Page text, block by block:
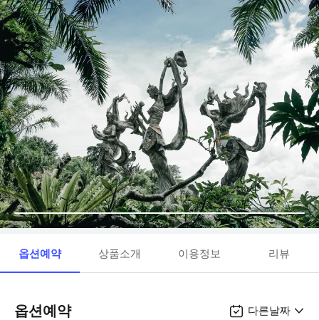
옵션예약 상품소개 이용정보 리뷰
옵션예약 다른날짜